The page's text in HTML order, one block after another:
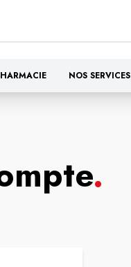
NOS SERVICES
.